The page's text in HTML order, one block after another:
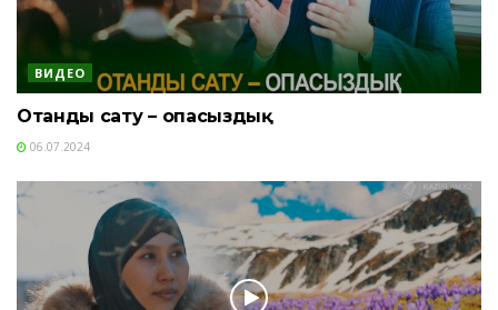
ВИДЕО
Отанды сату – опасыздық
06.07.2024